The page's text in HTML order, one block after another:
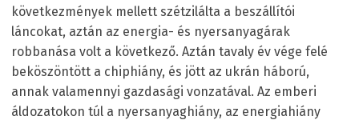
következmények mellett szétzilálta a beszállítói
láncokat, aztán az energia- és nyersanyagárak
robbanása volt a következő. Aztán tavaly év vége felé
beköszöntött a chiphiány, és jött az ukrán háború,
annak valamennyi gazdasági vonzatával. Az emberi
áldozatokon túl a nyersanyaghiány, az energiahiány